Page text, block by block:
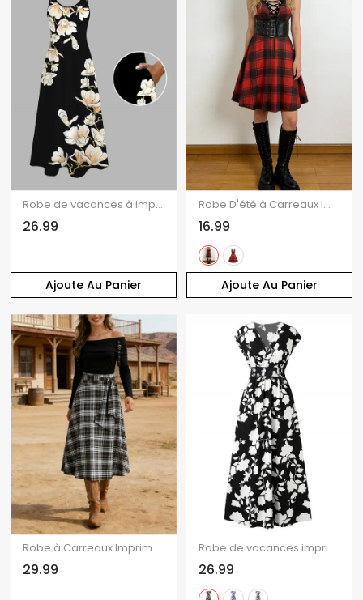
Ajoute Au Panier
Robe de vacances à imprimé floral magnolia délavé, poches et bretelles spaghetti
26.99
Ajoute Au Panier
Robe D'été à Carreaux Imprimé à Bretelles Spaghetti à Lacets sans Manches
16.99
Robe à Carreaux Imprimé Nouée à Epaule Dénudée
29.99
Robe de vacances imprimée de feuilles et de silhouettes, manches courtes, col en V, robe longue cache-cœur
26.99